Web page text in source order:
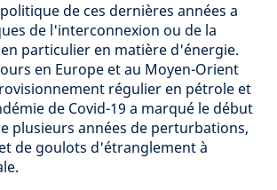
de ces dernières années a
de l'interconnexion ou de la
particulier en matière d'énergie.
en Europe et au Moyen-Orient
régulier en pétrole et
de Covid-19 a marqué le début
plusieurs années de perturbations,
de goulots d'étranglement à